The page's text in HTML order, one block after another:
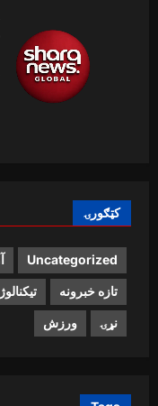
کټګورۍ
Uncategorized
تازه خبرونه
نړۍ ورزش